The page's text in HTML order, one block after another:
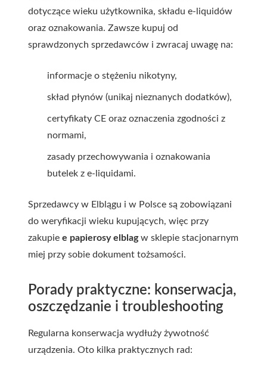
dotyczące wieku użytkownika, składu e-liquidów
oraz oznakowania. Zawsze kupuj od
sprawdzonych sprzedawców i zwracaj uwagę na:
informacje o stężeniu nikotyny,
skład płynów (unikaj nieznanych dodatków),
certyfikaty CE oraz oznaczenia zgodności z
normami,
zasady przechowywania i oznakowania
butelek z e-liquidami.
Sprzedawcy w Elblągu i w Polsce są zobowiązani
do weryfikacji wieku kupujących, więc przy
zakupie e papierosy elblagw sklepie stacjonarnym
miej przy sobie dokument tożsamości.
Porady praktyczne: konserwacja,
oszczędzanie i troubleshooting
Regularna konserwacja wydłuży żywotność
urządzenia. Oto kilka praktycznych rad: